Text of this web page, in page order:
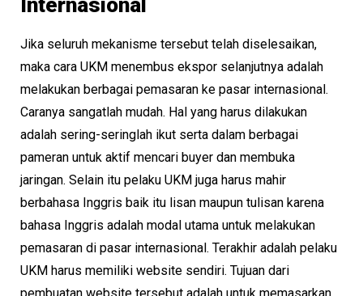
Jika seluruh mekanisme tersebut telah diselesaikan,
maka cara UKM menembus ekspor selanjutnya adalah
melakukan berbagai pemasaran ke pasar internasional.
Caranya sangatlah mudah. Hal yang harus dilakukan
adalah sering-seringlah ikut serta dalam berbagai
pameran untuk aktif mencari buyer dan membuka
jaringan. Selain itu pelaku UKM juga harus mahir
berbahasa Inggris baik itu lisan maupun tulisan karena
bahasa Inggris adalah modal utama untuk melakukan
pemasaran di pasar internasional. Terakhir adalah pelaku
UKM harus memiliki website sendiri. Tujuan dari
pembuatan website tersebut adalah untuk memasarkan